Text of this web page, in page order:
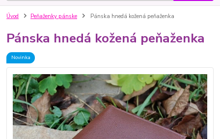
Úvod Peňaženky pánske Pánska hnedá kožená peňaženka
Pánska hnedá kožená peňaženka
Novinka